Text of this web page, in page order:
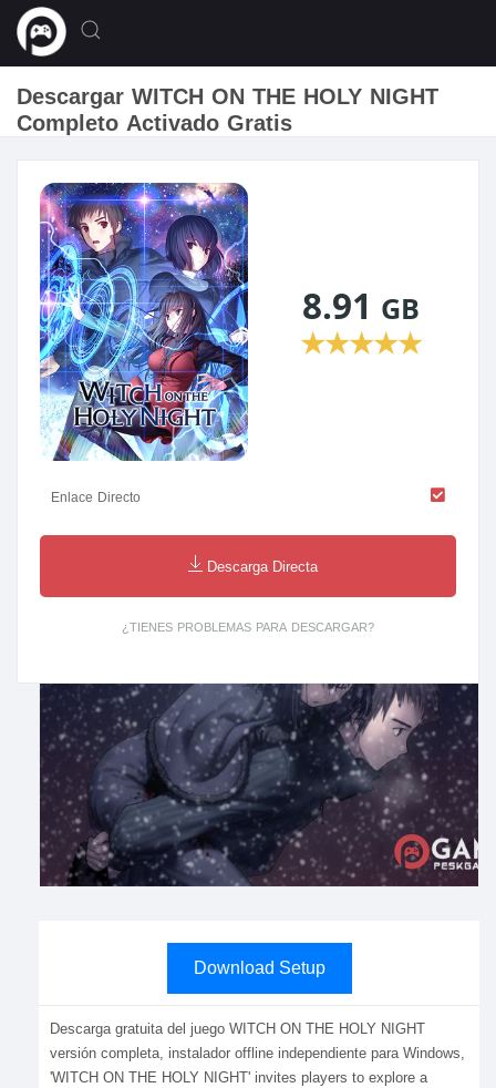
Descargar WITCH ON THE HOLY NIGHT
Completo Activado Gratis
Download Setup
Descarga gratuita del juego WITCH ON THE HOLY NIGHT
versión completa, instalador offline independiente para Windows,
'WITCH ON THE HOLY NIGHT' invites players to explore a
8.91 GB
★★★★★
Enlace Directo
Descarga Directa
¿TIENES PROBLEMAS PARA DESCARGAR?